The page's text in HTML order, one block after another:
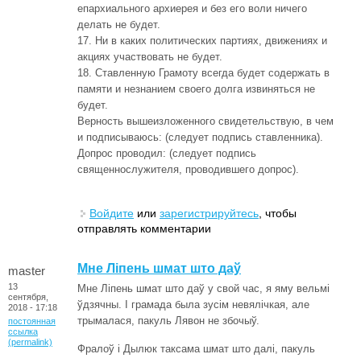
епархиального архиерея и без его воли ничего
делать не будет.
17. Ни в каких политических партиях, движениях и
акциях участвовать не будет.
18. Ставленную Грамоту всегда будет содержать в
памяти и незнанием своего долга извиняться не
будет.
Верность вышеизложенного свидетельствую, в чем
и подписываюсь: (следует подпись ставленника).
Допрос проводил: (следует подпись
священнослужителя, проводившего допрос).
Войдите или зарегистрируйтесь , чтобы
отправлять комментарии
master
13
сентября,
2018 - 17:18
постоянная
ссылка
(permalink)
Мне Ліпень шмат што даў
Мне Ліпень шмат што даў у свой час, я яму вельмі
ўдзячны. І грамада была зусім невялічкая, але
трымалася, пакуль Лявон не збочыў.
Фралоў і Дылюк таксама шмат што далі, пакуль